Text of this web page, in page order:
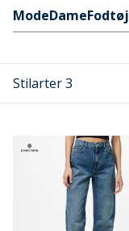
Hurtige links
ModeDameFodtøj
Stilarter 3